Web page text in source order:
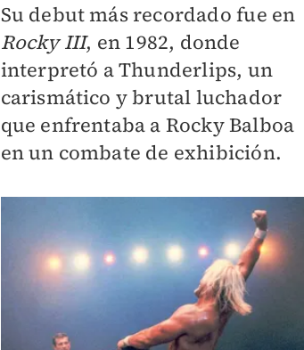
Su debut más recordado fue en
Rocky III, en 1982, donde
interpretó a Thunderlips, un
carismático y brutal luchador
que enfrentaba a Rocky Balboa
en un combate de exhibición.